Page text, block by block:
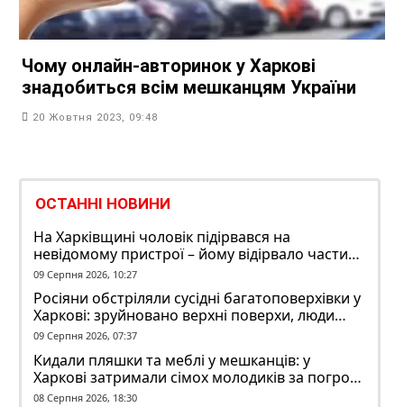
Чому онлайн-авторинок у Харкові
знадобиться всім мешканцям України
20 Жовтня 2023, 09:48
ОСТАННІ НОВИНИ
На Харківщині чоловік підірвався на
невідомому пристрої – йому відірвало частину
руки
09 Серпня 2026, 10:27
Росіяни обстріляли сусідні багатоповерхівки у
Харкові: зруйновано верхні поверхи, люди
заблоковані
09 Серпня 2026, 07:37
Кидали пляшки та меблі у мешканців: у
Харкові затримали сімох молодиків за погром
у гуртожитку
08 Серпня 2026, 18:30